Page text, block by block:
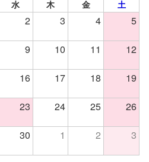
水 木 金 土
2 3 4 5
9 10 11 12
16 17 18 19
23 24 25 26
30 1 2 3